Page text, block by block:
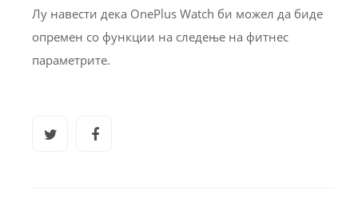
Лу навести дека OnePlus Watch би можел да биде
опремен со функции на следење на фитнес
параметрите.